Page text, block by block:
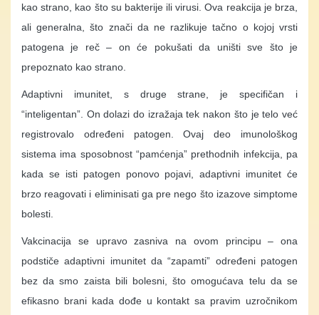
kao strano, kao što su bakterije ili virusi. Ova reakcija je brza,
ali generalna, što znači da ne razlikuje tačno o kojoj vrsti
patogena je reč – on će pokušati da uništi sve što je
prepoznato kao strano.
Adaptivni imunitet, s druge strane, je specifičan i
“inteligentan”. On dolazi do izražaja tek nakon što je telo već
registrovalo određeni patogen. Ovaj deo imunološkog
sistema ima sposobnost “pamćenja” prethodnih infekcija, pa
kada se isti patogen ponovo pojavi, adaptivni imunitet će
brzo reagovati i eliminisati ga pre nego što izazove simptome
bolesti.
Vakcinacija se upravo zasniva na ovom principu – ona
podstiče adaptivni imunitet da “zapamti” određeni patogen
bez da smo zaista bili bolesni, što omogućava telu da se
efikasno brani kada dođe u kontakt sa pravim uzročnikom